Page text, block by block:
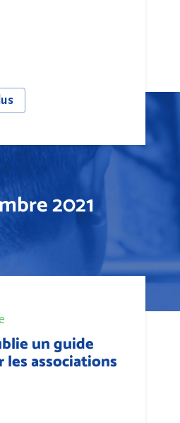
2021
un guide
les associations